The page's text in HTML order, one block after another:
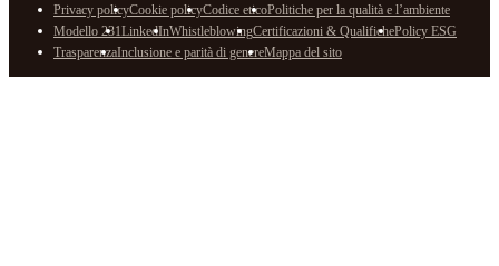
Privacy policyCookie policyCodice eticoPolitiche per la qualità e l’ambiente
Modello 231LinkedInWhistleblowingCertificazioni & QualifichePolicy ESG
TrasparenzaInclusione e parità di genereMappa del sito